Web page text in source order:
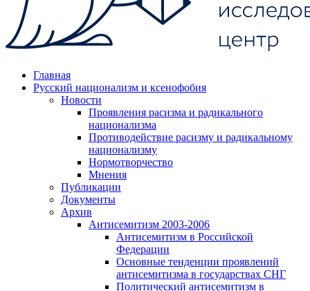
Главная
Русский национализм и ксенофобия
Новости
Проявления расизма и радикального
национализма
Противодействие расизму и радикальному
национализму
Нормотворчество
Мнения
Публикации
Документы
Архив
Антисемитизм 2003-2006
Антисемитизм в Российской
Федерации
Основные тенденции проявлений
антисемитизма в государствах СНГ
Политический антисемитизм в